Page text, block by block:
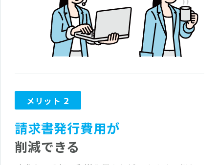
メリット 2
請求書発行費用が
削減できる